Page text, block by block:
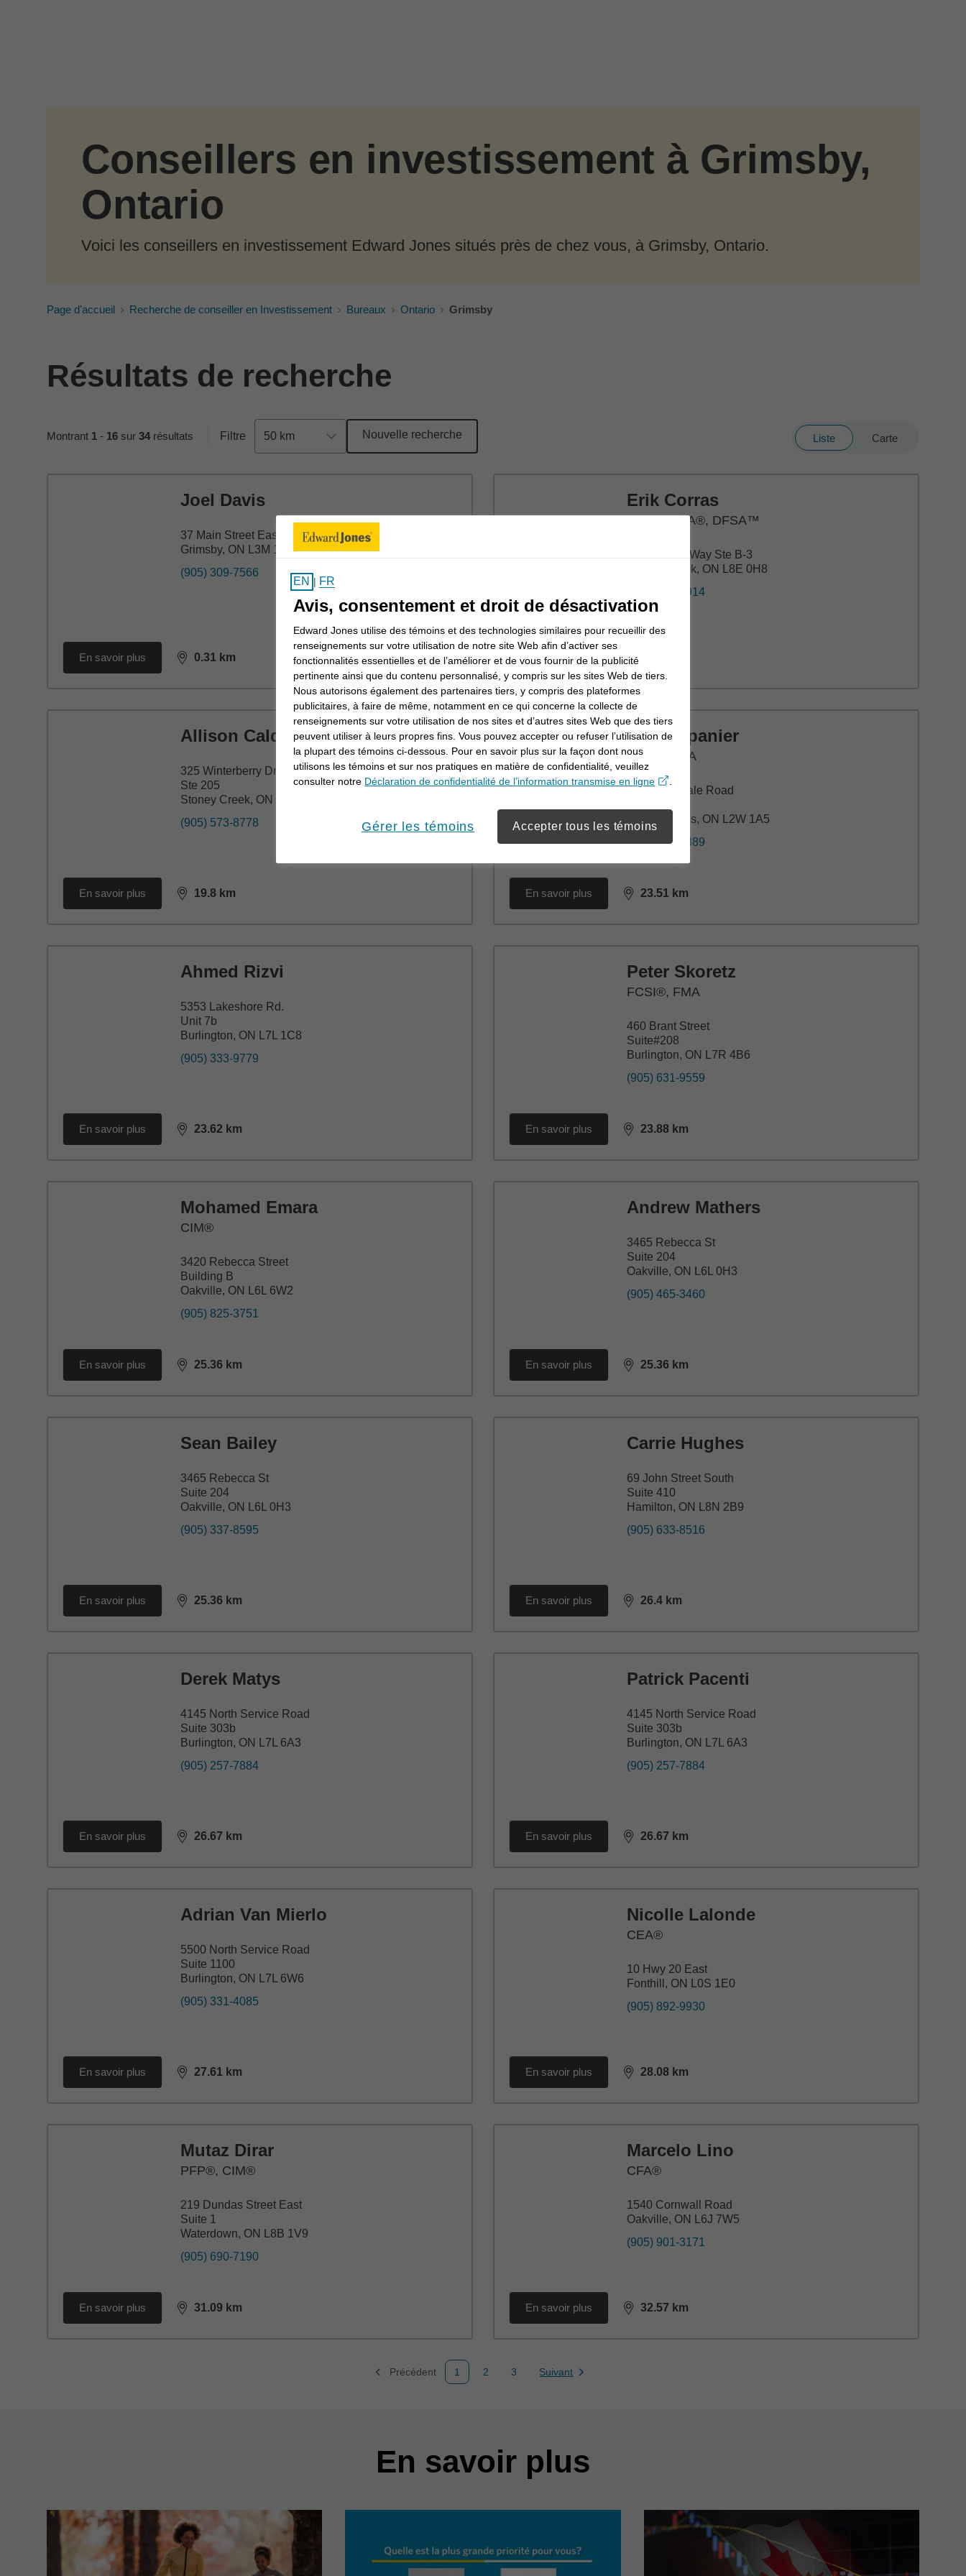
Conseillers en investissement à Grimsby,
Ontario
Voici les conseillers en investissement Edward Jones situés près de chez vous, à Grimsby, Ontario.
Page d'accueil Recherche de conseiller en Investissement Bureaux Ontario Grimsby
Résultats de recherche
Montrant 1- 16sur 34résultats Filtre 50 km Nouvelle recherche Liste Carte
Joel Davis
37 Main Street East
Grimsby, ON L3M 1M7
(905) 309-7566
En savoir plus 0.31 km
distance,0.31
Erik Corras
CFP®, CEA®, DFSA™
15 Lockport Way Ste B-3
Stoney Creek, ON L8E 0H8
(905) 643-6914
En savoir plus distance,
Allison Calder
325 Winterberry Drive
Ste 205
Stoney Creek, ON L8J 2N5
(905) 573-8778
En savoir plus 19.8 km
distance,19.8
Craig Spanier
CFP®, FMA
235 Martindale Road
St Catharines, ON L2W 1A5
(905) 687-8889
En savoir plus 23.51 km
distance,23.51
Ahmed Rizvi
5353 Lakeshore Rd.
Unit 7b
Burlington, ON L7L 1C8
(905) 333-9779
En savoir plus 23.62 km
distance,23.62
Peter Skoretz
FCSI®, FMA
460 Brant Street
Suite#208
Burlington, ON L7R 4B6
(905) 631-9559
En savoir plus 23.88 km
distance,23.88
Mohamed Emara
CIM®
3420 Rebecca Street
Building B
Oakville, ON L6L 6W2
(905) 825-3751
En savoir plus 25.36 km
distance,25.36
Andrew Mathers
3465 Rebecca St
Suite 204
Oakville, ON L6L 0H3
(905) 465-3460
En savoir plus 25.36 km
distance,25.36
Sean Bailey
3465 Rebecca St
Suite 204
Oakville, ON L6L 0H3
(905) 337-8595
En savoir plus 25.36 km
distance,25.36
Carrie Hughes
69 John Street South
Suite 410
Hamilton, ON L8N 2B9
(905) 633-8516
En savoir plus 26.4 km
distance,26.4
Derek Matys
4145 North Service Road
Suite 303b
Burlington, ON L7L 6A3
(905) 257-7884
En savoir plus 26.67 km
distance,26.67
Patrick Pacenti
4145 North Service Road
Suite 303b
Burlington, ON L7L 6A3
(905) 257-7884
En savoir plus 26.67 km
distance,26.67
Adrian Van Mierlo
5500 North Service Road
Suite 1100
Burlington, ON L7L 6W6
(905) 331-4085
En savoir plus 27.61 km
distance,27.61
Nicolle Lalonde
CEA®
10 Hwy 20 East
Fonthill, ON L0S 1E0
(905) 892-9930
En savoir plus 28.08 km
distance,28.08
Mutaz Dirar
PFP®, CIM®
219 Dundas Street East
Suite 1
Waterdown, ON L8B 1V9
(905) 690-7190
En savoir plus 31.09 km
distance,31.09
Marcelo Lino
CFA®
1540 Cornwall Road
Oakville, ON L6J 7W5
(905) 901-3171
En savoir plus 32.57 km
distance,32.57
Précédent
Page
1
Page
2
Page
3 Suivant
Page
En savoir plus
EN | FR
Avis, consentement et droit de désactivation
Edward Jones utilise des témoins et des technologies similaires pour recueillir des
renseignements sur votre utilisation de notre site Web afin d’activer ses
fonctionnalités essentielles et de l’améliorer et de vous fournir de la publicité
pertinente ainsi que du contenu personnalisé, y compris sur les sites Web de tiers.
Nous autorisons également des partenaires tiers, y compris des plateformes
publicitaires, à faire de même, notamment en ce qui concerne la collecte de
renseignements sur votre utilisation de nos sites et d’autres sites Web que des tiers
peuvent utiliser à leurs propres fins. Vous pouvez accepter ou refuser l’utilisation de
la plupart des témoins ci-dessous. Pour en savoir plus sur la façon dont nous
utilisons les témoins et sur nos pratiques en matière de confidentialité, veuillez
consulter notre Déclaration de confidentialité de l’information transmise en ligneopens in a new window
Gérer les témoins Accepter tous les témoins